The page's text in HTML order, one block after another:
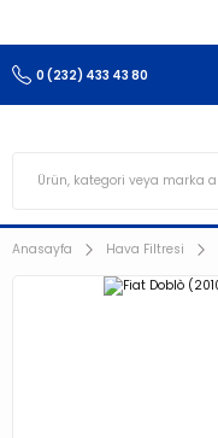
0 (232) 433 43 80
Anasayfa Hava Filtresi